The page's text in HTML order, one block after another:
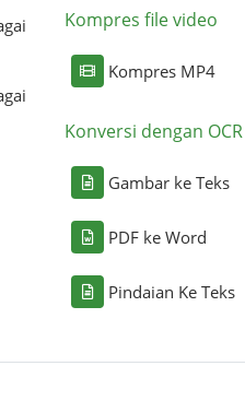
Kompres file video
Kompres MP4
Konversi dengan OCR
Gambar ke Teks
PDF ke Word
Pindaian Ke Teks